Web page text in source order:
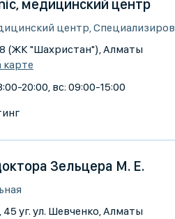
медицинский центр
центр,
(ЖК "Шахристан"), Алматы
20:00, вс: 09:00-15:00
Зельцера М. Е.
45 уг. ул. Шевченко, Алматы